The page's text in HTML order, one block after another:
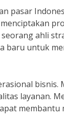
pasar
ahli
baru untuk
bisnis.
layanan.
membantu